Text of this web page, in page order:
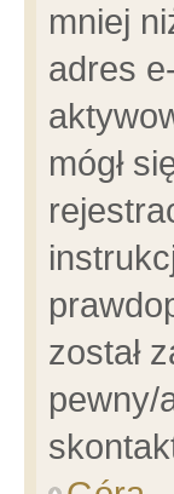
mniej
adres
mógł
został
pewny/